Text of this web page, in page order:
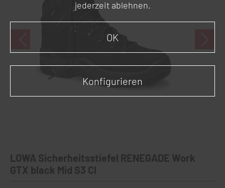
LOWA Sicherheitsstiefel RENEGADE Work
GTX black Mid S3 CI
jederzeit ablehnen.
OK
Konfigurieren